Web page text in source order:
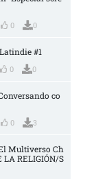
0 0
#1
0 0
co
0 3
Multiverso Ch
RELIGIÓN/S